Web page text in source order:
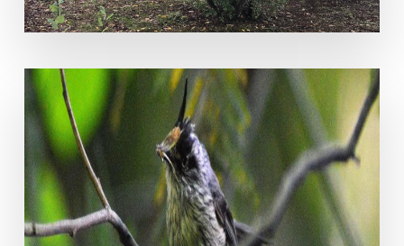
anairetes parulus